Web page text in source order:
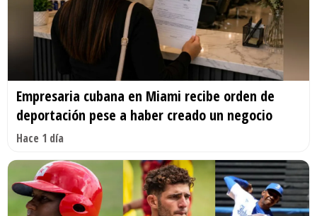
Empresaria cubana en Miami recibe orden de
deportación pese a haber creado un negocio
Hace 1 día